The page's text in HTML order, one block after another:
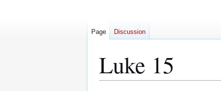
Luke 15
Page Discussion